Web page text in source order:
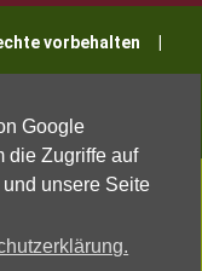
Google
die Zugriffe auf
unsere Seite
vorbehalten |